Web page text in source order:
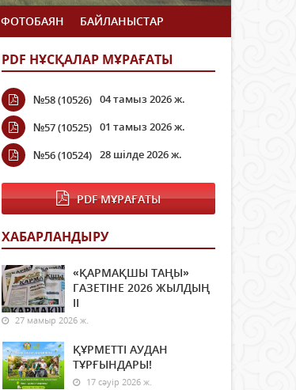
ФОТОБАЯН БАЙЛАНЫСТАР
PDF НҰСҚАЛАР МҰРАҒАТЫ
№58 (10526) 04 тамыз 2026 ж.
№57 (10525) 01 тамыз 2026 ж.
№56 (10524) 28 шілде 2026 ж.
PDF МҰРАҒАТЫ
ХАБАРЛАНДЫРУ
«ҚАРМАҚШЫ ТАҢЫ»
ГАЗЕТІНЕ 2026 ЖЫЛДЫҢ
ІI
27 мамыр 2026 ж.
ҚҰРМЕТТІ АУДАН
ТҰРҒЫНДАРЫ!
17 сәуір 2026 ж.